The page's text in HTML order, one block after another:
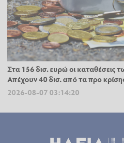
Στα 156 δισ. ευρώ οι καταθέσεις
Απέχουν 40 δισ. από τα προ
2026-08-07 03:14:20